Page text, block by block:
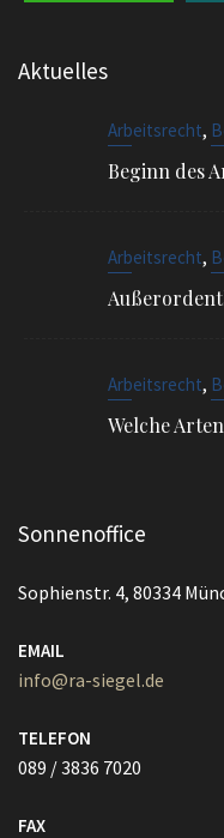
Aktuelles
Arbeitsrecht,
Beginn des
Arbeitsrecht,
Arbeitsrecht,
Welche
Sonnenoffice
Sophienstr. 4, 80334
EMAIL
info@ra-siegel.de
TELEFON
089 / 3836 7020
FAX